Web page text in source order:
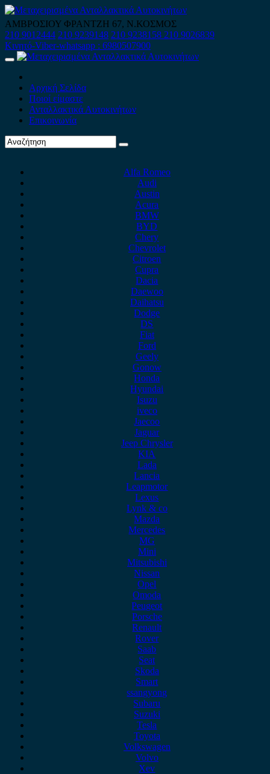
Skip
to
content
ΑΜΒΡΟΣΙΟΥ ΦΡΑΝΤΖΗ 67, Ν.ΚΟΣΜΟΣ
210 9012444 210 9239148 210 9238158 210 9026839
Κινητό-Viber-whatsapp : 6980507900
Primary
Αρχική Σελίδα
Ποιοί είμαστε
Ανταλλακτικά Αυτοκινήτων
Επικοινωνία
Alfa Romeo
Audi
Austin
Acura
BMW
BYD
Chery
Chevrolet
Citroen
Cupra
Dacia
Daewoo
Daihatsu
Dodge
DS
Fiat
Ford
Geely
Gonow
Honda
Hyundai
Isuzu
iveco
Jaecoo
Jaguar
Jeep Chrysler
KIA
Lada
Lancia
Leapmotor
Lexus
Lynk & co
Mazda
Mercedes
MG
Mini
Mitsubishi
Nissan
Opel
Omoda
Peugeot
Porsche
Renault
Rover
Saab
Seat
Skoda
Smart
ssangyong
Subaru
Suzuki
Tesla
Toyota
Volkswagen
Volvo
Xev